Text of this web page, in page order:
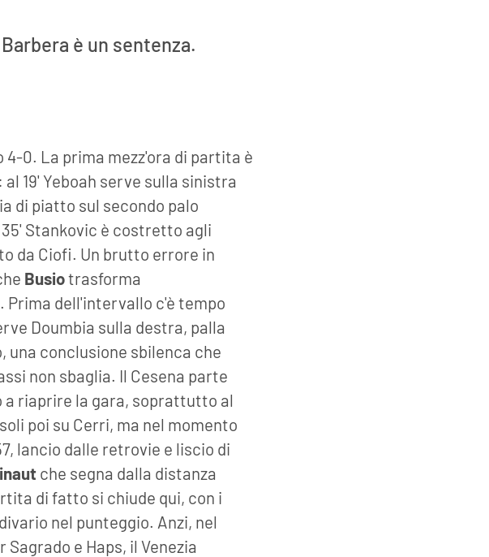
è un sentenza.
4-0. La prima mezz'ora di partita è
19' Yeboah serve sulla sinistra
di piatto sul secondo palo
Stankovic è costretto agli
da Ciofi. Un brutto errore in
Busiotrasforma
Prima dell'intervallo c'è tempo
Doumbia sulla destra, palla
una conclusione sbilenca che
non sbaglia. Il Cesena parte
a riaprire la gara, soprattutto al
poi su Cerri, ma nel momento
lancio dalle retrovie e liscio di
che segna dalla distanza
di fatto si chiude qui, con i
nel punteggio. Anzi, nel
e Haps, il Venezia